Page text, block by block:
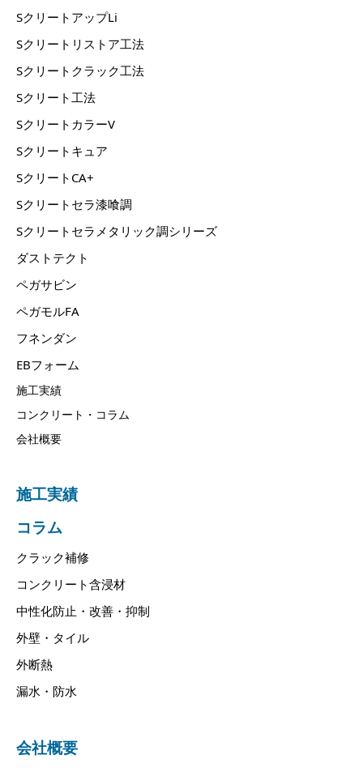
SクリートアップLi
Sクリートリストア工法
Sクリートクラック工法
Sクリート工法
SクリートカラーV
Sクリートキュア
SクリートCA+
Sクリートセラ漆喰調
Sクリートセラメタリック調シリーズ
ダストテクト
ペガサビン
ペガモルFA
フネンダン
EBフォーム
施工実績
コンクリート・コラム
会社概要
施工実績
コラム
クラック補修
コンクリート含浸材
中性化防止・改善・抑制
外壁・タイル
外断熱
漏水・防水
会社概要